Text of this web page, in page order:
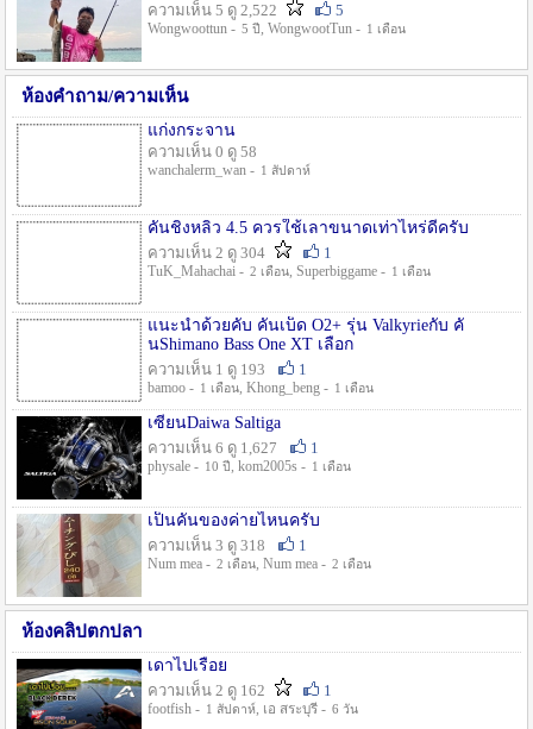
ความเห็น 5 ดู 2,522
5
Wongwoottun - 5 ปี , WongwootTun - 1 เดือน
ห้องคำถาม/ความเห็น
แก่งกระจาน
ความเห็น 0 ดู 58
wanchalerm_wan - 1 สัปดาห์
คันชิงหลิว 4.5 ควรใช้เลาขนาดเท่าไหร่ดีครับ
ความเห็น 2 ดู 304
1
TuK_Mahachai - 2 เดือน, Superbiggame - 1 เดือน
แนะนำด้วยคับ คันเบ็ด O2+ รุ่น Valkyrieกับ คั
นShimano Bass One XT เลือก
ความเห็น 1 ดู 193
1
bamoo - 1 เดือน, Khong_beng - 1 เดือน
เซียนDaiwa Saltiga
ความเห็น 6 ดู 1,627
1
physale - 10 ปี , kom2005s - 1 เดือน
เป็นคันของค่ายไหนครับ
ความเห็น 3 ดู 318
1
Num mea - 2 เดือน, Num mea - 2 เดือน
ห้องคลิปตกปลา
เดาไปเรื่อย
ความเห็น 2 ดู 162
1
footfish - 1 สัปดาห์, เอ สระบุรี - 6 วัน